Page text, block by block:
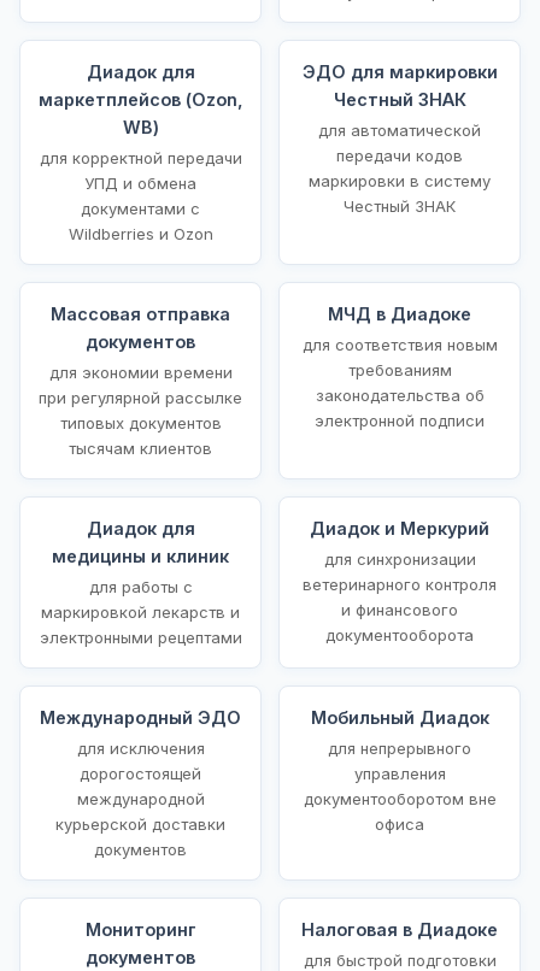
Диадок для
маркетплейсов (Ozon,
WB)
для корректной передачи
УПД и обмена
документами с
Wildberries и Ozon
ЭДО для маркировки
Честный ЗНАК
для автоматической
передачи кодов
маркировки в систему
Честный ЗНАК
Массовая отправка
документов
для экономии времени
при регулярной рассылке
типовых документов
тысячам клиентов
МЧД в Диадоке
для соответствия новым
требованиям
законодательства об
электронной подписи
Диадок для
медицины и клиник
для работы с
маркировкой лекарств и
электронными рецептами
Диадок и Меркурий
для синхронизации
ветеринарного контроля
и финансового
документооборота
Международный ЭДО
для исключения
дорогостоящей
международной
курьерской доставки
документов
Мобильный Диадок
для непрерывного
управления
документооборотом вне
офиса
Мониторинг
документов
Налоговая в Диадоке
для быстрой подготовки